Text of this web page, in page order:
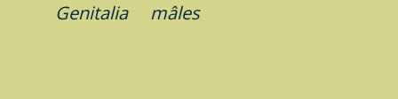
Genitalia mâles